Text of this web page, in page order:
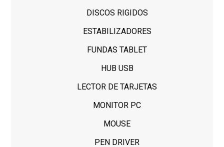
DISCOS RIGIDOS
ESTABILIZADORES
FUNDAS TABLET
HUB USB
LECTOR DE TARJETAS
MONITOR PC
MOUSE
PEN DRIVER